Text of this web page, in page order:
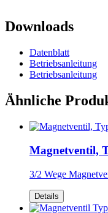
Downloads
Datenblatt
Betriebsanleitung
Betriebsanleitung
Ähnliche
Magnetventil,
3/2 Wege
Details